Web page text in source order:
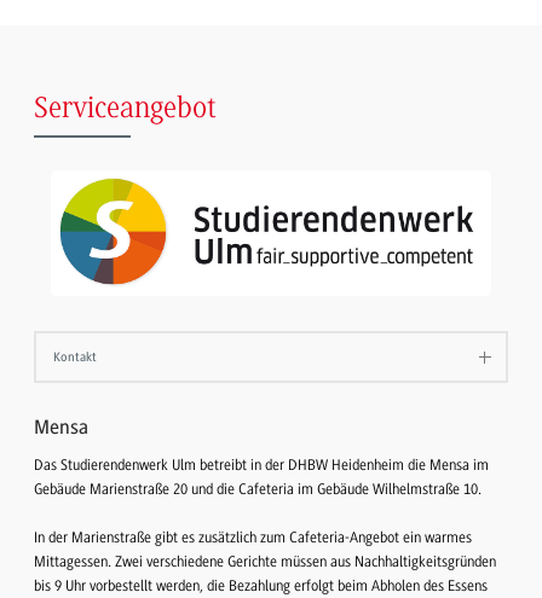
Serviceangebot
Kontakt
Mensa
Das Studierendenwerk Ulm betreibt in der DHBW Heidenheim die Mensa im
Gebäude Marienstraße 20 und die Cafeteria im Gebäude Wilhelmstraße 10.
In der Marienstraße gibt es zusätzlich zum Cafeteria-Angebot ein warmes
Mittagessen. Zwei verschiedene Gerichte müssen aus Nachhaltigkeitsgründen
bis 9 Uhr vorbestellt werden, die Bezahlung erfolgt beim Abholen des Essens